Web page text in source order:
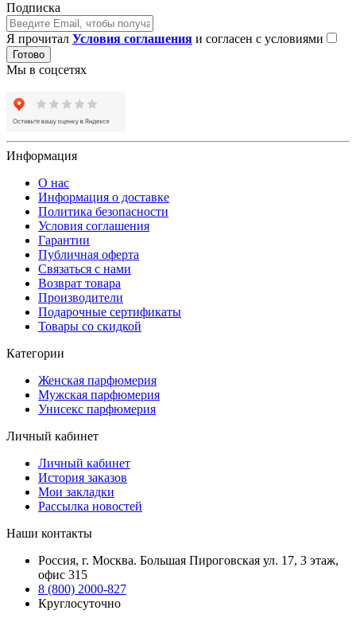
Подписка
Я прочитал Условия соглашения и согласен с условиями
Готово
Мы в соцсетях
Информация
О нас
Информация о доставке
Политика безопасности
Условия соглашения
Гарантии
Публичная оферта
Связаться с нами
Возврат товара
Производители
Подарочные сертификаты
Товары со скидкой
Категории
Женская парфюмерия
Мужская парфюмерия
Унисекс парфюмерия
Личный кабинет
Личный кабинет
История заказов
Мои закладки
Рассылка новостей
Наши контакты
Россия, г. Москва. Большая Пироговская ул. 17, 3 этаж,
офис 315
8 (800) 2000-827
Круглосуточно